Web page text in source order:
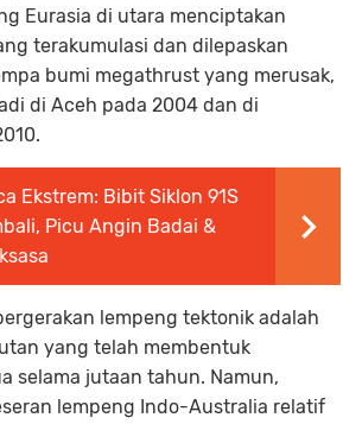
Eurasia di utara menciptakan
terakumulasi dan dilepaskan
bumi megathrust yang merusak,
di Aceh pada 2004 dan di
Ekstrem: Bibit Siklon 91S
Picu Angin Badai &
lempeng tektonik adalah
yang telah membentuk
selama jutaan tahun. Namun,
lempeng Indo-Australia relatif